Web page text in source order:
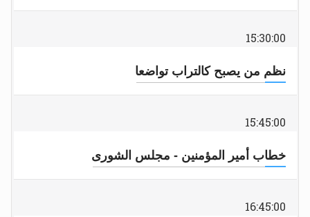
15:30:00
نظم من يصبح كالتراب تواضعا
15:45:00
خطاب أمير المؤمنين - مجلس الشورى
16:45:00